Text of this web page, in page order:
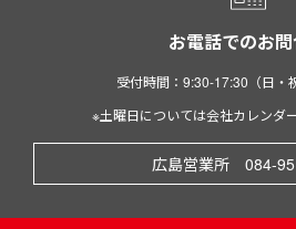
お電話でのお
受付時間：9:30-17:30（日・
※土曜日については会社カレンダ
広島営業所 084-